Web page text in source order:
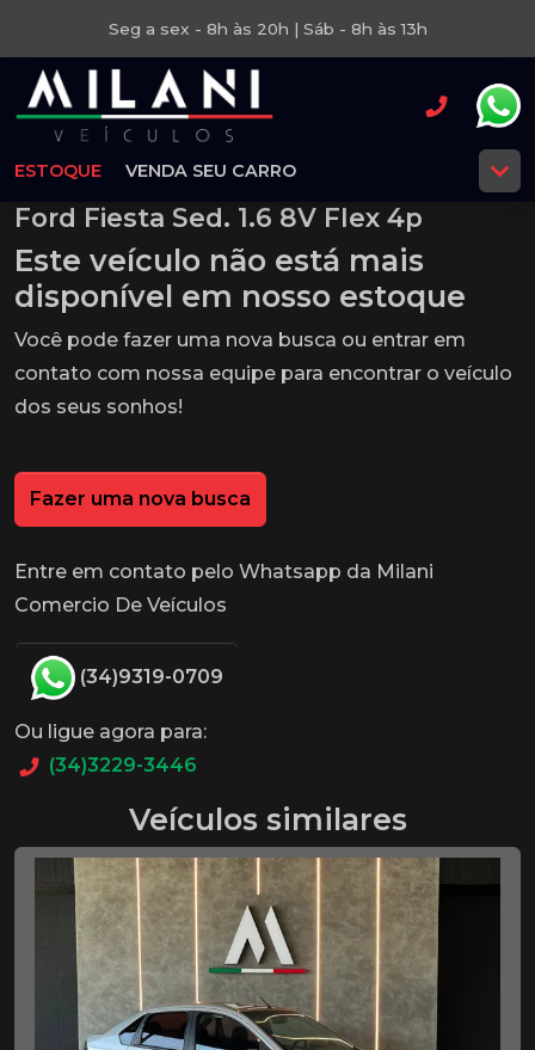
Seg a sex - 8h às 20h | Sáb - 8h às 13h
ESTOQUE VENDA SEU CARRO
Ford Fiesta Sed. 1.6 8V Flex 4p
Este veículo não está mais
disponível em nosso estoque
Você pode fazer uma nova busca ou entrar em
contato com nossa equipe para encontrar o veículo
dos seus sonhos!
Fazer uma nova busca
Entre em contato pelo Whatsapp da Milani
Comercio De Veículos
(34)9319-0709
Ou ligue agora para:
(34)3229-3446
Veículos similares